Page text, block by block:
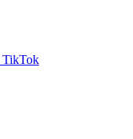
TikTok